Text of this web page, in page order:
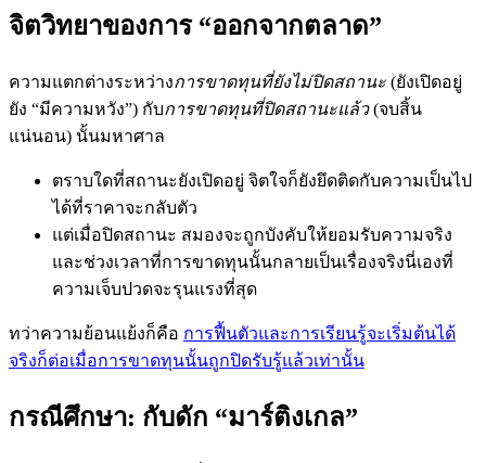
จิตวิทยาของการ “ออกจากตลาด”
ความแตกต่างระหว่างการขาดทุนที่ยังไม่ปิดสถานะ (ยังเปิดอยู่
ยัง “มีความหวัง”) กับการขาดทุนที่ปิดสถานะแล้ว(จบสิ้น
แน่นอน) นั้นมหาศาล
ตราบใดที่สถานะยังเปิดอยู่ จิตใจก็ยังยึดติดกับความเป็นไป
ได้ที่ราคาจะกลับตัว
แต่เมื่อปิดสถานะ สมองจะถูกบังคับให้ยอมรับความจริง
และช่วงเวลาที่การขาดทุนนั้นกลายเป็นเรื่องจริงนี่เองที่
ความเจ็บปวดจะรุนแรงที่สุด
ทว่าความย้อนแย้งก็คือ การฟื้นตัวและการเรียนรู้จะเริ่มต้นได้
จริงก็ต่อเมื่อการขาดทุนนั้นถูกปิดรับรู้แล้วเท่านั้น
กรณีศึกษา: กับดัก “มาร์ติงเกล”